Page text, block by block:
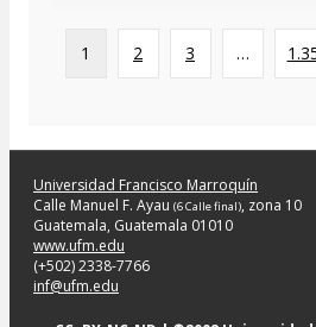
1 2 3 …
Universidad Francisco Marroquín
Calle Manuel F. Ayau (6 Calle final), zona 10
Guatemala, Guatemala 01010
www.ufm.edu
(+502) 2338-7766
inf@ufm.edu